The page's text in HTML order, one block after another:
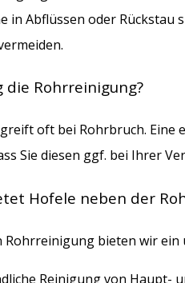
in Abflüssen oder
die Rohrreinigung?
oft bei Rohrbruch. Eine
Sie diesen ggf. bei Ihrer
Hofele neben der
bieten wir
Reinigung von Haupt-